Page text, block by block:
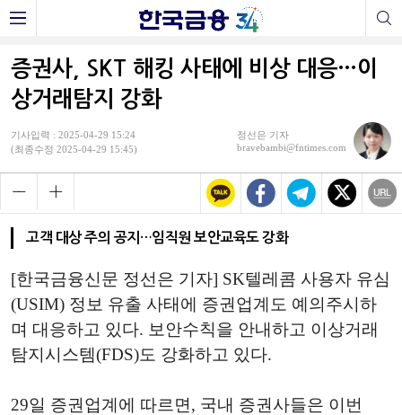
증권사, SKT 해킹 사태에 비상 대응…이
상거래탐지 강화
기사입력 : 2025-04-29 15:24
(최종수정 2025-04-29 15:45)
정선은 기자
bravebambi@fntimes.com
고객 대상 주의 공지…임직원 보안교육도 강화
[한국금융신문 정선은 기자] SK텔레콤 사용자 유심
(USIM) 정보 유출 사태에 증권업계도 예의주시하
며 대응하고 있다. 보안수칙을 안내하고 이상거래
탐지시스템(FDS)도 강화하고 있다.
29일 증권업계에 따르면, 국내 증권사들은 이번